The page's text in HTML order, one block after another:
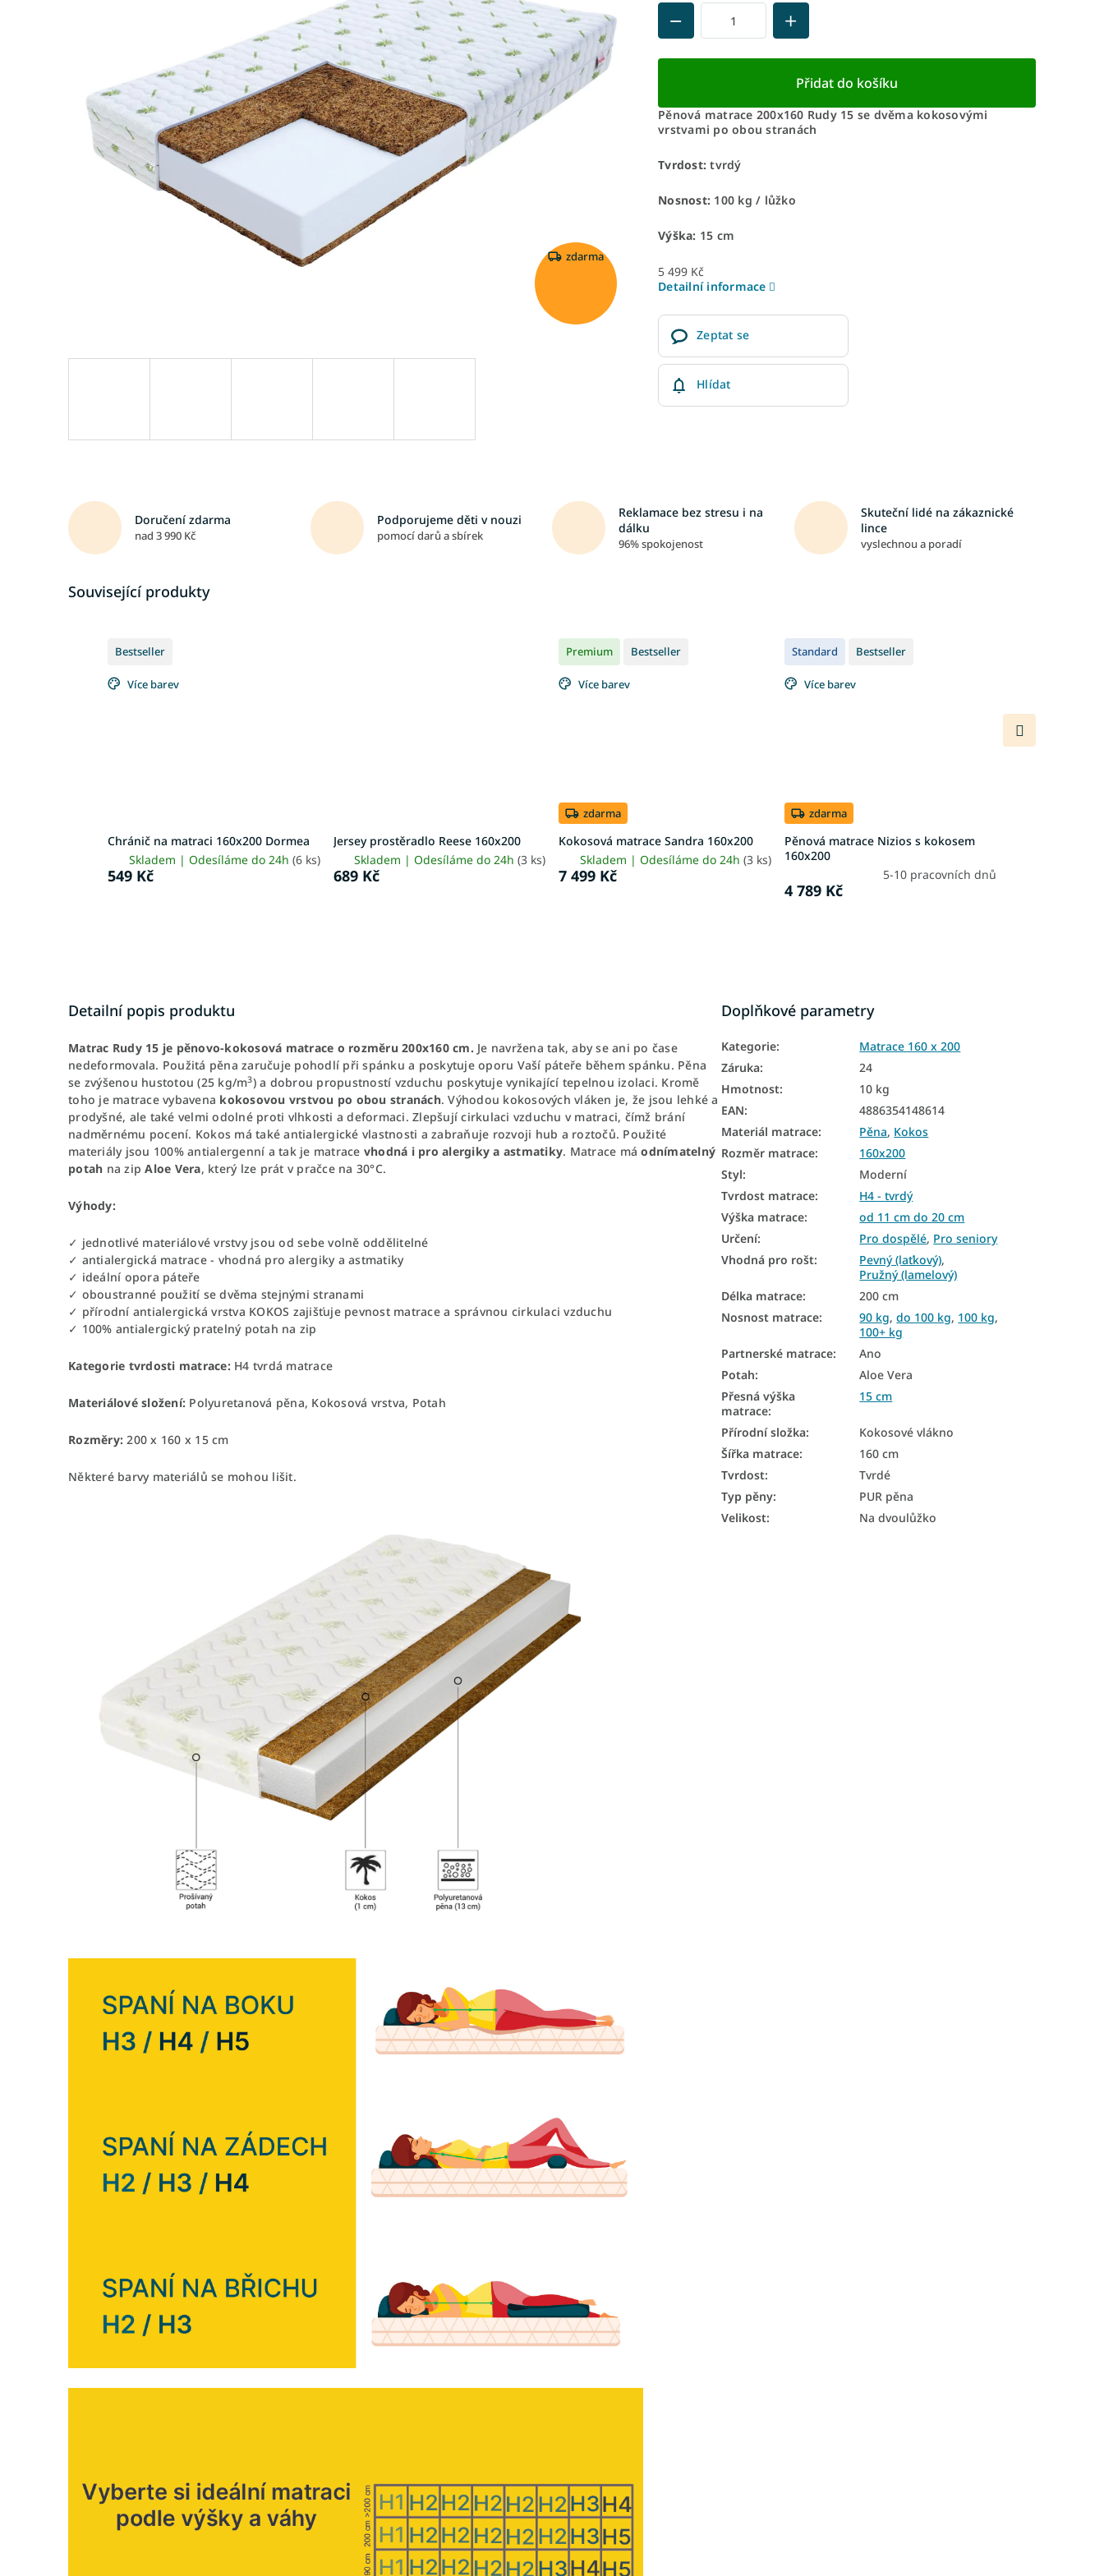
zdarma
Přidat do košíku
Pěnová matrace 200x160 Rudy 15 se dvěma kokosovými
vrstvami po obou stranách
Tvrdost: tvrdý
Nosnost: 100 kg ​​​​​/ lůžko
Výška: 15 cm
5 499 Kč
Detailní informace
Zeptat se
Hlídat
Doručení zdarma
nad 3 990 Kč
Podporujeme děti v nouzi
pomocí darů a sbírek
Reklamace bez stresu i na
dálku
96% spokojenost
Skuteční lidé na zákaznické
lince
vyslechnou a poradí
Související produkty
Bestseller
Více barev
Chránič na matraci 160x200 Dormea
Skladem | Odesíláme do 24h (6 ks)
549 Kč
Jersey prostěradlo Reese 160x200
Skladem | Odesíláme do 24h (3 ks)
689 Kč
Premium Bestseller
Více barev
zdarma
Kokosová matrace Sandra 160x200
Skladem | Odesíláme do 24h (3 ks)
7 499 Kč
Standard Bestseller
Více barev
zdarma
Pěnová matrace Nizios s kokosem
160x200
5-10 pracovních dnů
4 789 Kč
Další
produkt
Detailní popis produktu
Matrac Rudy 15 je pěnovo-kokosová matrace o rozměru 200x160 cm. Je navržena tak, aby se ani po čase
nedeformovala. Použitá pěna zaručuje pohodlí při spánku a poskytuje oporu Vaší páteře během spánku. Pěna
se zvýšenou hustotou (25 kg/m3) a dobrou propustností vzduchu poskytuje vynikající tepelnou izolaci. Kromě
toho je matrace vybavena kokosovou vrstvou po obou stranách. Výhodou kokosových vláken je, že jsou lehké a
prodyšné, ale také velmi odolné proti vlhkosti a deformaci. Zlepšují cirkulaci vzduchu v matraci, čímž brání
nadměrnému pocení. Kokos má také antialergické vlastnosti a zabraňuje rozvoji hub a roztočů. Použité
materiály jsou 100% antialergenní a tak je matrace vhodná i pro alergiky a astmatiky. Matrace máodnímatelný
potah na zipAloe Vera, který lze prát v pračce na 30°C.
Výhody:
✓ jednotlivé materiálové vrstvy jsou od sebe volně oddělitelné
✓ antialergická matrace - vhodná pro alergiky a astmatiky
✓ ideální opora páteře
✓ oboustranné použití se dvěma stejnými stranami
✓ přírodní antialergická vrstva KOKOS zajišťuje pevnost matrace a správnou cirkulaci vzduchu
✓ 100% antialergický pratelný potah na zip
Kategorie tvrdosti matrace:H4 tvrdá matrace
Materiálové složení: Polyuretanová pěna, Kokosová vrstva, Potah
Rozměry: 200 x 160 x 15 cm
Některé barvy materiálů se mohou lišit.
Doplňkové parametry
Kategorie:
Matrace 160 x 200
Záruka:
24
Hmotnost:
10 kg
EAN:
4886354148614
Materiál matrace: Pěna, Kokos
Rozměr matrace:
160x200
Styl:
Moderní
Tvrdost matrace:
H4 - tvrdý
Výška matrace:
od 11 cm do 20 cm
Určení: Pro dospělé, Pro seniory
Vhodná pro rošt: Pevný (laťkový),
Pružný (lamelový)
Délka matrace:
200 cm
Nosnost matrace: 90 kg,do 100 kg, 100 kg,
100+ kg
Partnerské matrace:
Ano
Potah:
Aloe Vera
Přesná výška
matrace:
15 cm
Přírodní složka:
Kokosové vlákno
Šířka matrace:
160 cm
Tvrdost:
Tvrdé
Typ pěny:
PUR pěna
Velikost: Na dvoulůžko